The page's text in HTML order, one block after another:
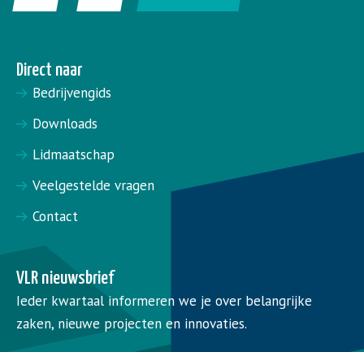
Direct naar
Bedrijvengids
Downloads
Lidmaatschap
Veelgestelde vragen
Contact
VLR nieuwsbrief
Ieder kwartaal informeren we je over belangrijke
zaken, nieuwe projecten en innovaties.